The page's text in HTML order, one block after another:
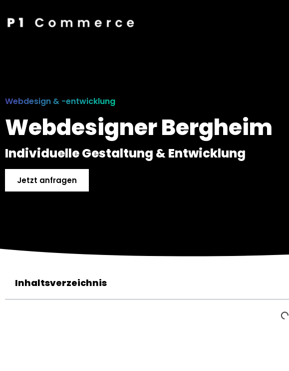
Webdesign & -entwicklung
Webdesigner Bergheim
Individuelle Gestaltung & Entwicklung
Jetzt anfragen
Inhaltsverzeichnis